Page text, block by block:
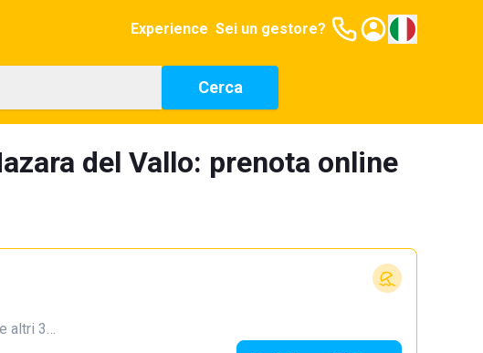
Experience Sei un gestore?
Cerca
del Vallo: prenota online
e altri 3…